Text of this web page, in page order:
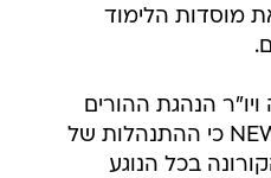
מוסדות הלימוד
הנהגת ההורים
הארצית, אמר לוואלה! NEWS כי ההתנהלות של
בכל הנוגע